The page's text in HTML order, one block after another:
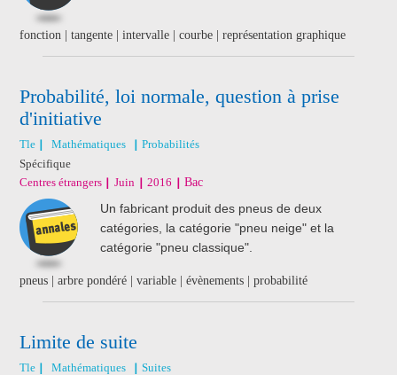
fonction | tangente | intervalle | courbe | représentation graphique
Probabilité, loi normale, question à prise
d'initiative
Tle Mathématiques
Probabilités
Spécifique
Centres étrangers
Juin 2016 Bac
Un fabricant produit des pneus de deux
catégories, la catégorie "pneu neige" et la
catégorie "pneu classique".
pneus | arbre pondéré | variable | évènements | probabilité
Limite de suite
Tle Mathématiques
Suites